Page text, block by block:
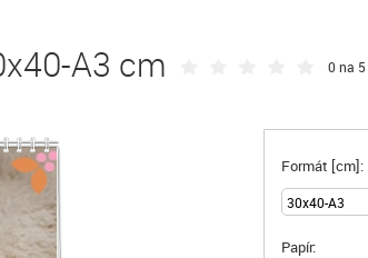
A3 cm 0 na 5
Formát [cm]:
Papír: